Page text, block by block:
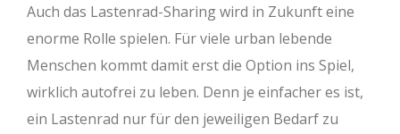
Auch das Lastenrad-Sharing wird in Zukunft eine
enorme Rolle spielen. Für viele urban lebende
Menschen kommt damit erst die Option ins Spiel,
wirklich autofrei zu leben. Denn je einfacher es ist,
ein Lastenrad nur für den jeweiligen Bedarf zu